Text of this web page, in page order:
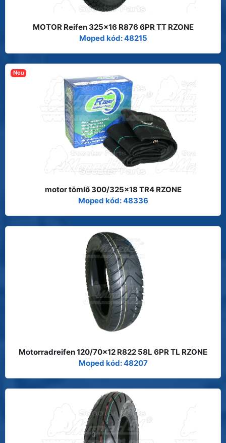
MOTOR Reifen 325x16 R876 6PR TT RZONE
Moped kód: 48215
Neu
motor tömlő 300/325x18 TR4 RZONE
Moped kód: 48336
Motorradreifen 120/70x12 R822 58L 6PR TL RZONE
Moped kód: 48207